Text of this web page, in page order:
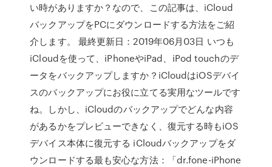
い時がありますか？なので、この記事は、iCloud
バックアップをPCにダウンロードする方法をご紹
介します。 最終更新日：2019年06月03日 いつも
iCloudを使って、iPhoneやiPad、iPod touchのデ
ータをバックアップしますか？iCloudはiOSデバイ
スのバックアップにお役に立てる実用なツールです
ね。しかし、iCloudのバックアップでどんな内容
があるかをプレビューできなく、復元する時もiOS
デバイス本体に復元する iCloudバックアップをダ
ウンロードする最も安心な方法：「dr.fone-iPhone